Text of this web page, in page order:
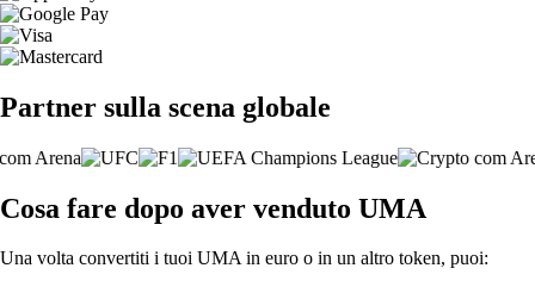
Partner sulla scena globale
Cosa fare dopo aver venduto UMA
Una volta convertiti i tuoi UMA in euro o in un altro token, puoi: